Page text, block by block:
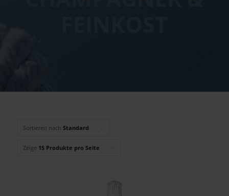
Sortieren nach Standard
Zeige 15 Produkte pro Seite